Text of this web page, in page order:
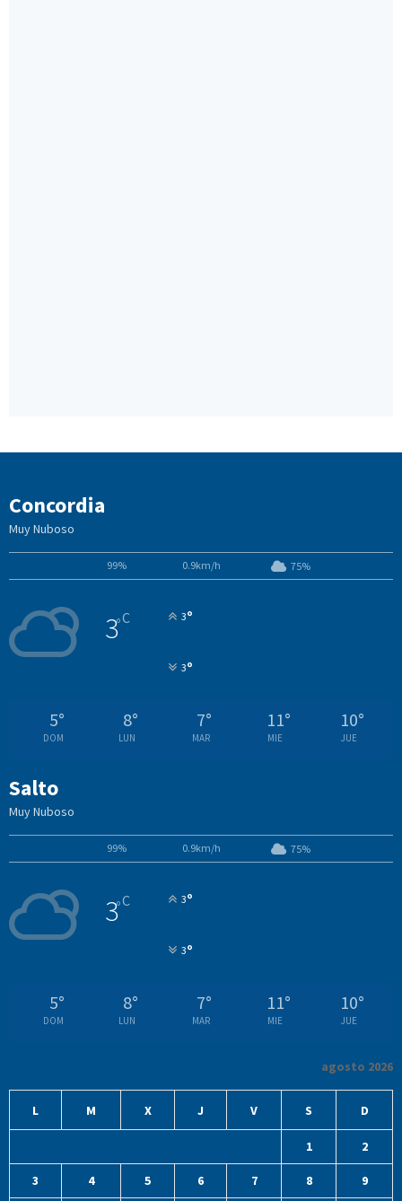
Concordia
Muy Nuboso
99% 0.9km/h 75%
3°C 3°
3°
5°
DOM
8°
LUN
7°
MAR
11°
MIE
10°
JUE
Salto
Muy Nuboso
99% 0.9km/h 75%
3°C 3°
3°
5°
DOM
8°
LUN
7°
MAR
11°
MIE
10°
JUE
agosto 2026
L M X J V S D
1 2
3 4 5 6 7 8 9